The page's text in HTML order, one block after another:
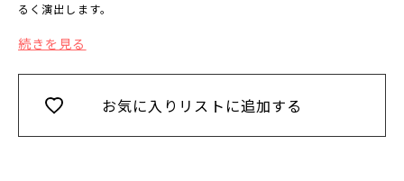
るく演出します。
続きを見る
お気に入りリストに追加する